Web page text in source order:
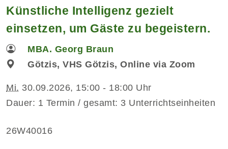
Künstliche Intelligenz gezielt
einsetzen, um Gäste zu begeistern.
MBA. Georg Braun
Götzis, VHS Götzis, Online via Zoom
Mi. 30.09.2026, 15:00 - 18:00 Uhr
Dauer: 1 Termin / gesamt: 3 Unterrichtseinheiten
26W40016